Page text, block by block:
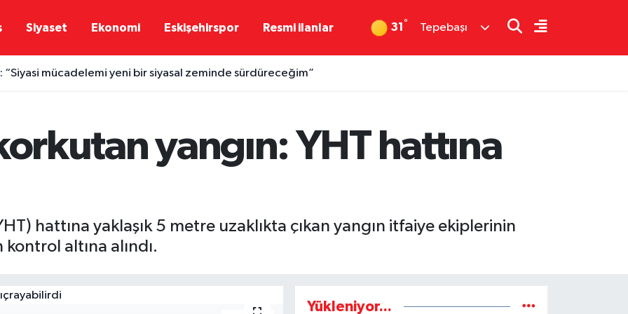
Siyaset Ekonomi Eskişehirspor Resmi ilanlar 31 ° Tepebaşı
“Siyasi mücadelemi yeni bir siyasal zeminde sürdüreceğim”
yangın: YHT hattına
hattına yaklaşık 5 metre uzaklıkta çıkan yangın itfaiye ekiplerinin
altına alındı.
Yükleniyor...